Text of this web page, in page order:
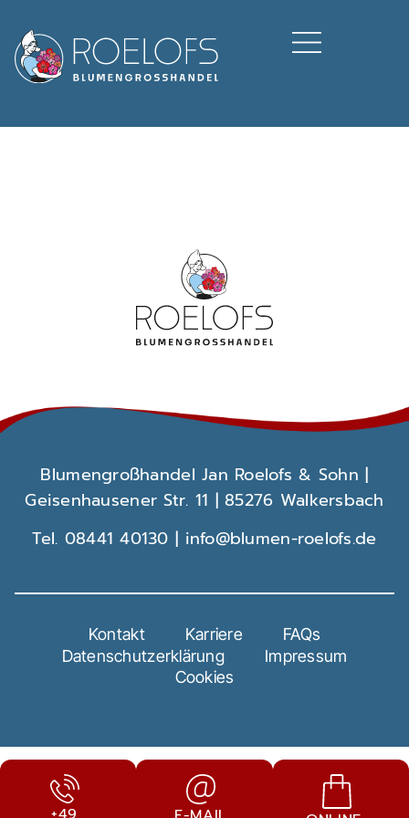
BlumengroßhandelJan Roelofs & Sohn |
Geisenhausener Str. 11 |85276 Walkersbach
Tel. 08441 40130 | info@blumen-roelofs.de
Kontakt Karriere
FAQs
Datenschutzerklärung
Impressum
Cookies